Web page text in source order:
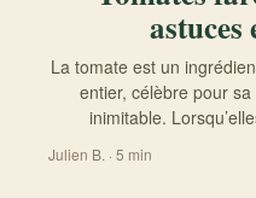
La tomate est un
entier, célèbre pour
inimitable.
Julien B. · 5 min